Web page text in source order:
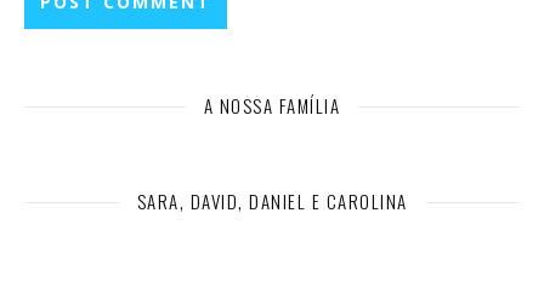
A NOSSA FAMÍLIA
SARA, DAVID, DANIEL E CAROLINA